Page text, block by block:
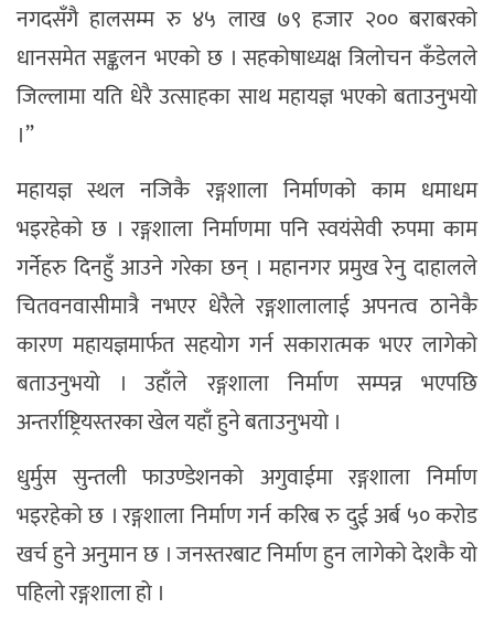
नगदसँगै हालसम्म रु ४५ लाख ७९ हजार २०० बराबरको
धानसमेत सङ्कलन भएको छ । सहकोषाध्यक्ष त्रिलोचन कँडेलले
जिल्लामा यति धेरै उत्साहका साथ महायज्ञ भएको बताउनुभयो
।”
महायज्ञ स्थल नजिकै रङ्गशाला निर्माणको काम धमाधम
भइरहेको छ । रङ्गशाला निर्माणमा पनि स्वयंसेवी रुपमा काम
गर्नेहरु दिनहुँ आउने गरेका छन् । महानगर प्रमुख रेनु दाहालले
चितवनवासीमात्रै नभएर धेरैले रङ्गशालालाई अपनत्व ठानेकै
कारण महायज्ञमार्फत सहयोग गर्न सकारात्मक भएर लागेको
बताउनुभयो । उहाँले रङ्गशाला निर्माण सम्पन्न भएपछि
अन्तर्राष्ट्रियस्तरका खेल यहाँ हुने बताउनुभयो ।
धुर्मुस सुन्तली फाउण्डेशनको अगुवाईमा रङ्गशाला निर्माण
भइरहेको छ । रङ्गशाला निर्माण गर्न करिब रु दुई अर्ब ५० करोड
खर्च हुने अनुमान छ । जनस्तरबाट निर्माण हुन लागेको देशकै यो
पहिलो रङ्गशाला हो ।